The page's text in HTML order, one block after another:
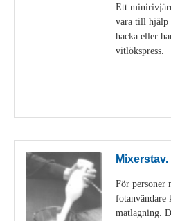
Ett
vara till hjälp
hacka eller
vitlökspress.
Mixerstav.
För personer
fotanvändare
matlagning.